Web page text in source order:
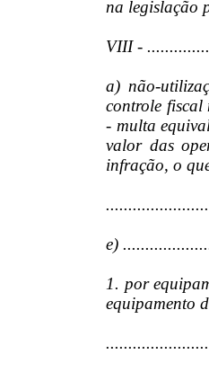
na legislação
VIII -
a) não-
controle fiscal
- multa
valor das
infração, o
e)
1. por
equipamento